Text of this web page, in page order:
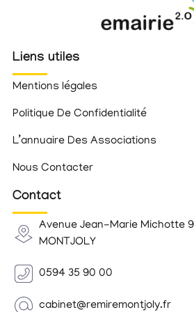
Liens utiles
Mentions légales
Politique De Confidentialité
L’annuaire Des Associations
Nous Contacter
Contact
Avenue Jean-Marie Michotte
MONTJOLY
0594 35 90 00
cabinet@remiremontjoly.fr